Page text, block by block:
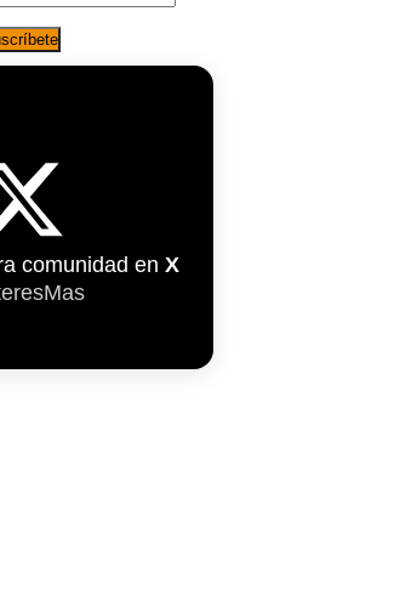
comunidad en X